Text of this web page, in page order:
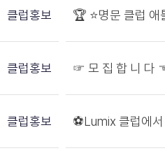
클럽홍보 🏆 ⭐️명문 클럽 애
클럽홍보 ☞ 모 집 합 니 다
클럽홍보 ⚽️Lumix 클럽에